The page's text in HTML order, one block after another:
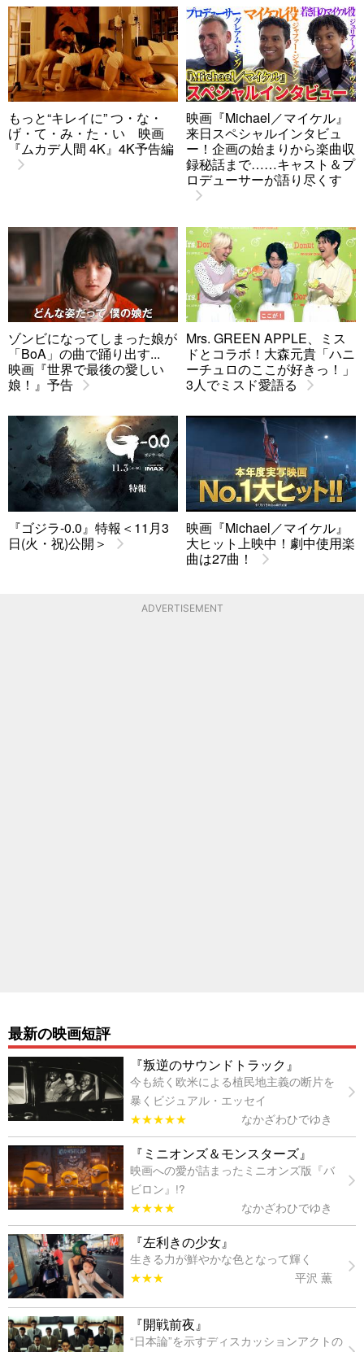
もっと“キレイに” つ・な・
げ・て・み・た・い 映画
『ムカデ人間 4K』4K予告編
映画『Michael／マイケル』
来日スペシャルインタビュ
ー！企画の始まりから楽曲収
録秘話まで……キャスト＆プ
ロデューサーが語り尽くす
ゾンビになってしまった娘が
「BoA」の曲で踊り出す...
映画『世界で最後の愛しい
娘！』予告
Mrs. GREEN APPLE、ミス
ドとコラボ！大森元貴「ハニ
ーチュロのここが好きっ！」
3人でミスド愛語る
『ゴジラ-0.0』特報＜11月3
日(火・祝)公開＞
映画『Michael／マイケル』
大ヒット上映中！劇中使用楽
曲は27曲！
ADVERTISEMENT
最新の映画短評
『叛逆のサウンドトラック』
今も続く欧米による植民地主義の断片を
暴くビジュアル・エッセイ
★★★★★
なかざわひでゆき
『ミニオンズ＆モンスターズ』
映画への愛が詰まったミニオンズ版『バ
ビロン』!?
★★★★
なかざわひでゆき
『左利きの少女』
生きる力が鮮やかな色となって輝く
★★★
平沢 薫
『開戦前夜』
“日本論”を示すディスカッションアクトの